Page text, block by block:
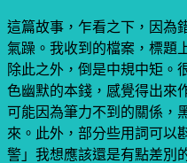
這篇故事，乍看之下，因為
氣躁。我收到的檔案，標題
除此之外，倒是中規中矩。
色幽默的本錢，感覺得出來
可能因為筆力不到的關係，
來。此外，部分些用詞可以
警」我想應該還是有點差別